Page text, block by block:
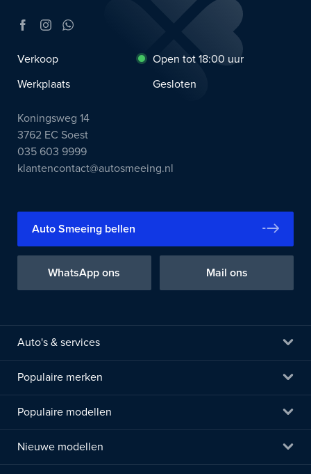
Verkoop
Open tot 18:00 uur
Werkplaats
Gesloten
Koningsweg 14
3762 EC Soest
035 603 9999
klantencontact@autosmeeing.nl
Auto Smeeing bellen
WhatsApp ons Mail ons
Auto's & services
Populaire merken
Populaire modellen
Nieuwe modellen